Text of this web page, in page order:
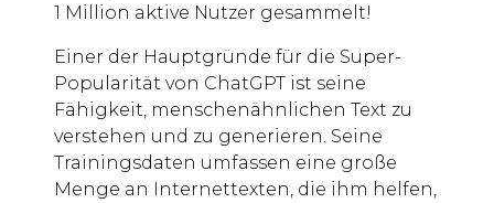
1 Million aktive Nutzer gesammelt!
Einer der Hauptgründe für die Super-
Popularität von ChatGPT ist seine
Fähigkeit, menschenähnlichen Text zu
verstehen und zu generieren. Seine
Trainingsdaten umfassen eine große
Menge an Internettexten, die ihm helfen,